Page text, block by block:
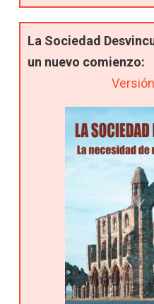
La Sociedad
un nuevo comienzo: